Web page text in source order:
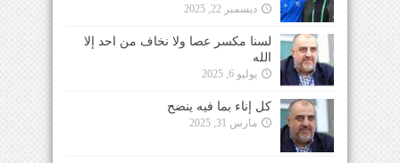
ديسمبر 22, 2025
لسنا مكسر عصا ولا نخاف من احد إلا
الله
يوليو 6, 2025
كل إناء بما فيه ينضح
مارس 31, 2025